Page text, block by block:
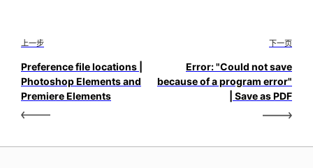
上一步
Preference file locations |
Photoshop Elements and
Premiere Elements
下一页
Error: "Could not save
because of a program error"
| Save as PDF